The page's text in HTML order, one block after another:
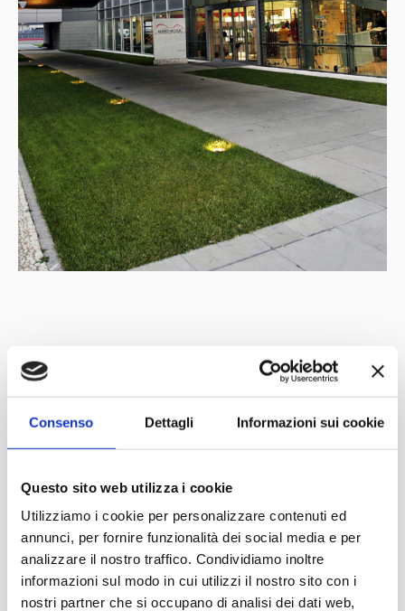
Consenso Dettagli Informazioni sui cookie
Questo sito web utilizza i cookie
Utilizziamo i cookie per personalizzare contenuti ed
annunci, per fornire funzionalità dei social media e per
analizzare il nostro traffico. Condividiamo inoltre
informazioni sul modo in cui utilizzi il nostro sito con i
nostri partner che si occupano di analisi dei dati web,